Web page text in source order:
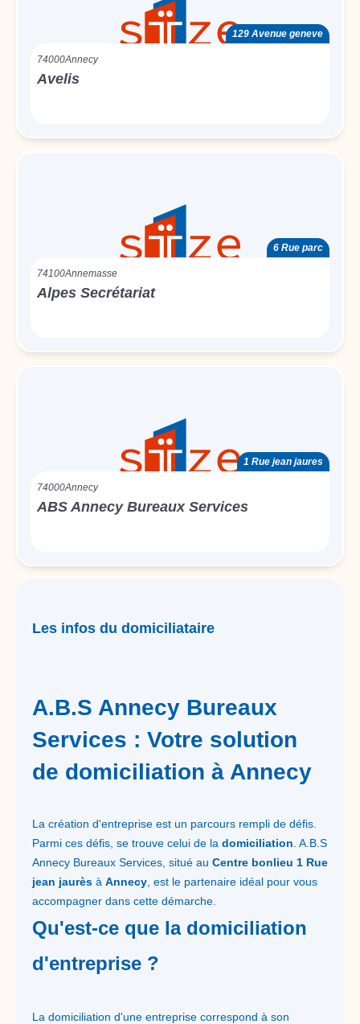
129 Avenue geneve
74000Annecy
Avelis
6 Rue parc
74100Annemasse
Alpes Secrétariat
1 Rue jean jaures
74000Annecy
ABS Annecy Bureaux Services
Les infos du domiciliataire
A.B.S Annecy Bureaux
Services : Votre solution
de domiciliation à Annecy
La création d'entreprise est un parcours rempli de défis.
Parmi ces défis, se trouve celui de la domiciliation . A.B.S
Annecy Bureaux Services, situé au Centre bonlieu 1 Rue
jean jaurès à Annecy , est le partenaire idéal pour vous
accompagner dans cette démarche.
Qu'est-ce que la domiciliation
d'entreprise ?
La domiciliation d'une entreprise correspond à son